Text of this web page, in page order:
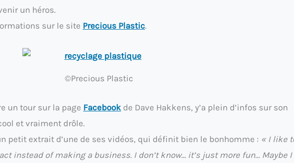
un héros.
sur le site Precious Plastic.
©Precious Plastic
un tour sur la page Facebook de Dave Hakkens, y’a plein d’infos sur son
et vraiment drôle.
petit extrait d’une de ses vidéos, qui définit bien le bonhomme : « I like
instead of making a business. I don’t know… it’s just more fun… Maybe I